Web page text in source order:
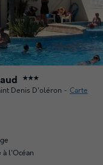
★★★
Denis D'oléron Carte
à l'Océan